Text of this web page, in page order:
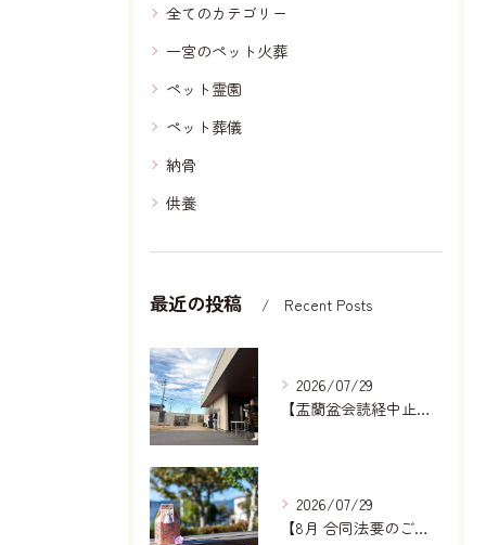
全てのカテゴリー
一宮のペット火葬
ペット霊園
ペット葬儀
納骨
供養
最近の投稿 Recent Posts
2026/07/29
【盂蘭盆会読経中止のお知らせ】｜岐阜どうぶつ霊園
2026/07/29
【8月 合同法要のご案内】